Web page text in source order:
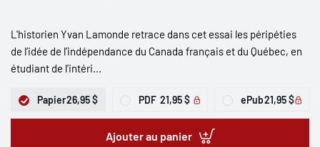
L'historien Yvan Lamonde retrace dans cet essai les péripéties
de l’idée de l’indépendance du Canada français et du Québec, en
étudiant de l'intéri...
Papier26,95 $ PDF 21,95 $ ePub21,95 $
Ajouter au panier